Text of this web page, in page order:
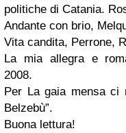
politiche di Catania.
Andante con brio,
Vita candita, Perrone,
La mia allegra e
2008.
Per La gaia mensaci
Belzebù”.
Buona lettura!